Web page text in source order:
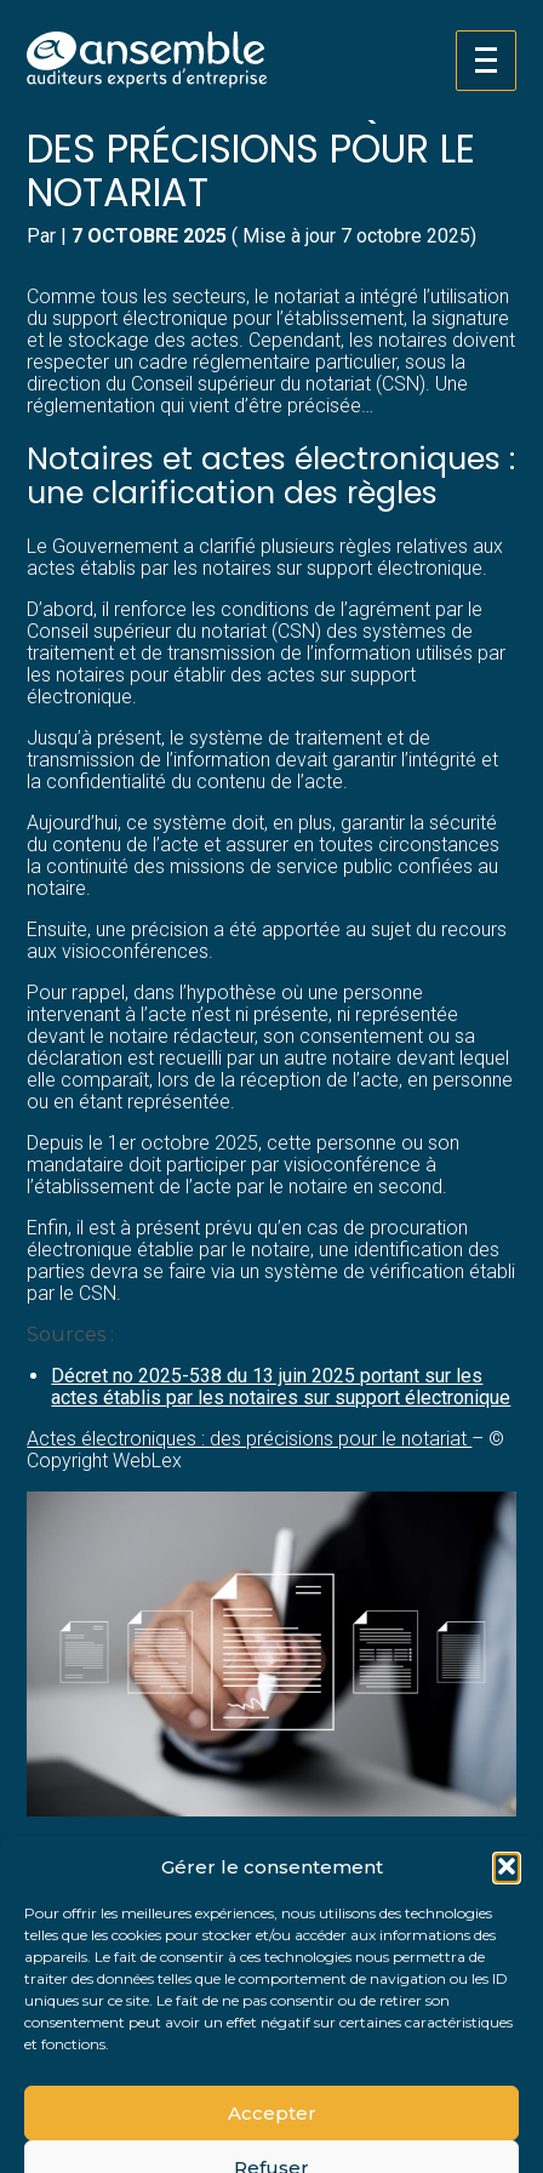
Gérer le consentement
Pour offrir les meilleures expériences, nous utilisons des technologies
telles que les cookies pour stocker et/ou accéder aux informations des
appareils. Le fait de consentir à ces technologies nous permettra de
traiter des données telles que le comportement de navigation ou les ID
uniques sur ce site. Le fait de ne pas consentir ou de retirer son
consentement peut avoir un effet négatif sur certaines caractéristiques
et fonctions.
Accepter
Refuser
Aller
au
Créer et reprendre une activité
Gérer votre quotidien
Piloter votre entreprise
Développer votre entreprise
Construire votre patrimoine
Structurer votre croissance
électronique
Pilotez votre gestion
Suivre votre comptabilité
Gérer vos ressources humaines
Dématérialiser vos documents
ACTES ÉLECTRONIQUES :
DES PRÉCISIONS POUR LE
NOTARIAT
Par | 7 OCTOBRE 2025 ( Mise à jour 7 octobre 2025)
Comme tous les secteurs, le notariat a intégré l’utilisation
du support électronique pour l’établissement, la signature
et le stockage des actes. Cependant, les notaires doivent
respecter un cadre réglementaire particulier, sous la
direction du Conseil supérieur du notariat (CSN). Une
réglementation qui vient d’être précisée…
Notaires et actes électroniques :
une clarification des règles
Le Gouvernement a clarifié plusieurs règles relatives aux
actes établis par les notaires sur support électronique.
D’abord, il renforce les conditions de l’agrément par le
Conseil supérieur du notariat (CSN) des systèmes de
traitement et de transmission de l’information utilisés par
les notaires pour établir des actes sur support
électronique.
Jusqu’à présent, le système de traitement et de
transmission de l’information devait garantir l’intégrité et
la confidentialité du contenu de l’acte.
Aujourd’hui, ce système doit, en plus, garantir la sécurité
du contenu de l’acte et assurer en toutes circonstances
la continuité des missions de service public confiées au
notaire.
Ensuite, une précision a été apportée au sujet du recours
aux visioconférences.
Pour rappel, dans l’hypothèse où une personne
intervenant à l’acte n’est ni présente, ni représentée
devant le notaire rédacteur, son consentement ou sa
déclaration est recueilli par un autre notaire devant lequel
elle comparaît, lors de la réception de l’acte, en personne
ou en étant représentée.
Depuis le 1er octobre 2025, cette personne ou son
mandataire doit participer par visioconférence à
l’établissement de l’acte par le notaire en second.
Enfin, il est à présent prévu qu’en cas de procuration
électronique établie par le notaire, une identification des
parties devra se faire via un système de vérification établi
par le CSN.
Sources :
Décret no 2025-538 du 13 juin 2025 portant sur les
actes établis par les notaires sur support électronique
Actes électroniques : des précisions pour le notariat – ©
Copyright WebLex
FaceBook
TwitterLinkedIn